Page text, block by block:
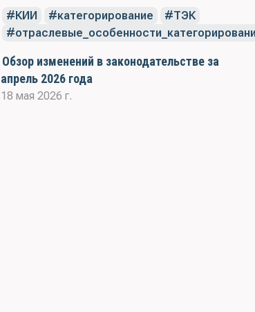
КИИ
категорирование
ТЭК
Обзор изменений в законодательстве за
апрель 2026 года
18 мая 2026 г.